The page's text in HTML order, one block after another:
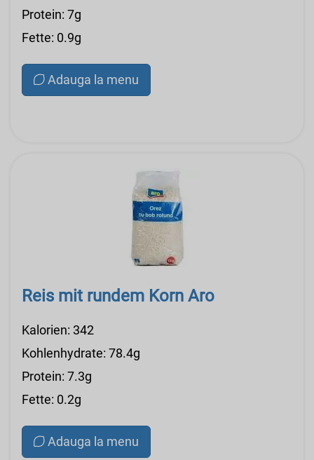
Protein: 7g
Fette: 0.9g
Adauga la menu
Reis mit rundem Korn Aro
Kalorien: 342
Kohlenhydrate: 78.4g
Protein: 7.3g
Fette: 0.2g
Adauga la menu